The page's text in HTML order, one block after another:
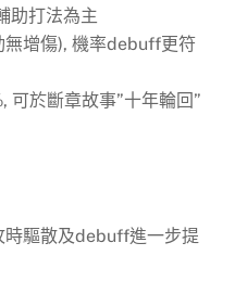
助打法為主
無增傷), 機率debuff更符
可於斷章故事”十年輪回”
時驅散及debuff進一步提